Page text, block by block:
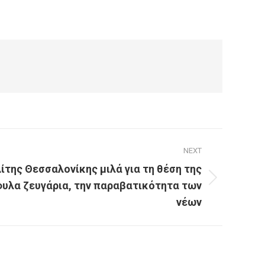
NEXT
Θεσσαλονίκης μιλά για τη θέση της
ζευγάρια, την παραβατικότητα των
νέων